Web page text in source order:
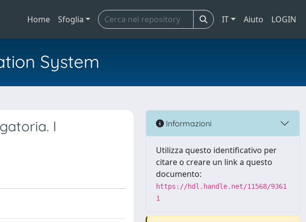
Home Sfoglia IT Aiuto LOGIN
System
I
Informazioni
Utilizza questo identificativo per
citare o creare un link a questo
documento:
https://hdl.handle.net/11568/9361
1